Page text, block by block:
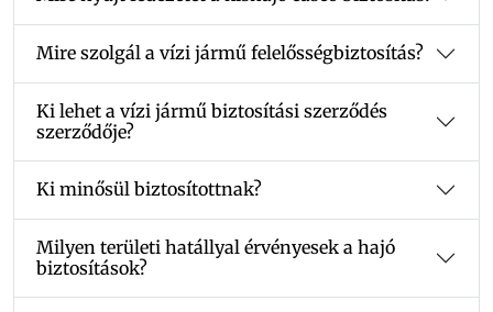
Mire szolgál a vízi jármű felelősségbiztosítás?
Ki lehet a vízi jármű biztosítási szerződés
szerződője?
Ki minősül biztosítottnak?
Milyen területi hatállyal érvényesek a hajó
biztosítások?